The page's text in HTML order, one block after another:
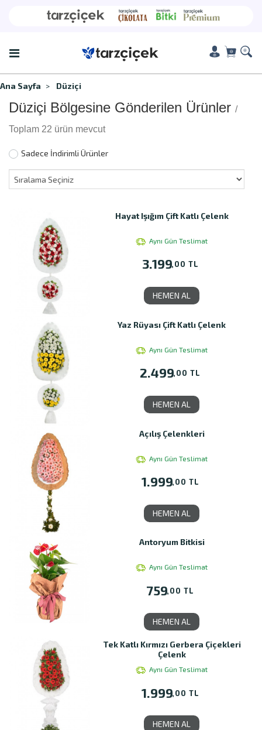
Ana Sayfa Düziçi
Düziçi Bölgesine Gönderilen Ürünler /
Toplam 22 ürün mevcut
Sadece İndirimli Ürünler
Hayat Işığım Çift Katlı Çelenk
Aynı Gün Teslimat
3.199,00 TL
HEMEN AL
Yaz Rüyası Çift Katlı Çelenk
Aynı Gün Teslimat
2.499,00 TL
HEMEN AL
Açılış Çelenkleri
Aynı Gün Teslimat
1.999,00 TL
HEMEN AL
Antoryum Bitkisi
Aynı Gün Teslimat
759,00 TL
HEMEN AL
Tek Katlı Kırmızı Gerbera Çiçekleri
Çelenk
Aynı Gün Teslimat
1.999,00 TL
HEMEN AL